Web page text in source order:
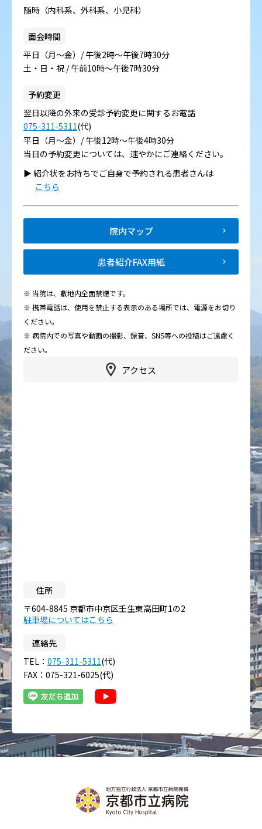
アクセス
住所
〒604-8845 京都市中京区壬生東高田町1の2
駐車場についてはこちら
連絡先
TEL： 075-311-5311(代)
FAX：075-321-6025(代)
随時（内科系、外科系、小児科）
面会時間
平日（月～金）/ 午後2時～午後7時30分
土・日・祝 / 午前10時～午後7時30分
予約変更
翌日以降の外来の受診予約変更に関するお電話
075-311-5311(代)
平日（月～金）/ 午後12時～午後4時30分
当日の予約変更については、速やかにご連絡ください。
▶︎ 紹介状をお持ちでご自身で予約される患者さんは
こちら
院内マップ
患者紹介FAX用紙
※ 当院は、敷地内全面禁煙です。
※ 携帯電話は、使用を禁止する表示のある場所では、電源をお切り
ください。
※ 病院内での写真や動画の撮影、録音、SNS等への投稿はご遠慮く
ださい。